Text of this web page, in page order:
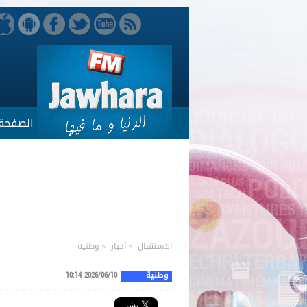
الاستقبال >أخبار > وطنية
وطنية 2026/06/10 10:14